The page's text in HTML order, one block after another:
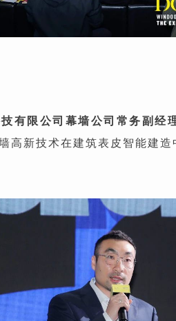
有限公司幕墙公司常务副经
高新技术在建筑表皮智能建造